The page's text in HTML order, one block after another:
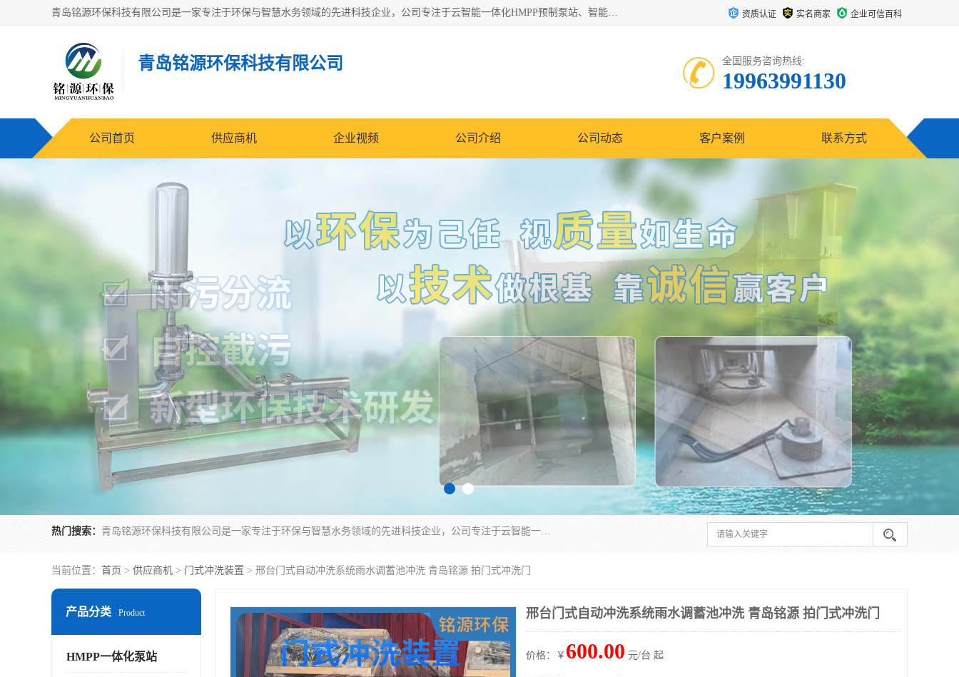
青岛铭源环保科技有限公司是一家专注于环保与智慧水务领域的先进科技企业，公司专注于云智能一体化HMPP预制泵站、智能截流井设备、调蓄池雨洪管理设备、水务循环利用、云智慧水务开发及新型环保技术研发等领域。 资质认证 实名商家 企业可信百科
青岛铭源环保科技有限公司 全国服务咨询热线:
19963991130
公司首页 供应商机 企业视频 公司介绍 公司动态 客户案例 联系方式
热门搜索： 青岛铭源环保科技有限公司是一家专注于环保与智慧水务领域的先进科技企业，公司专注于云智能一体化HMPP预制泵站、智能截流井设备、调蓄池雨洪管理设备、水务循环利用、云智慧水务开发及新型环保技术研发等领域。
当前位置： 首页 > 供应商机 > 门式冲洗装置 > 邢台门式自动冲洗系统雨水调蓄池冲洗 青岛铭源 拍门式冲洗门
产品分类 Product
HMPP一体化泵站
邢台门式自动冲洗系统雨水调蓄池冲洗 青岛铭源 拍门式冲洗门
价格：￥ 600.00 元/台 起